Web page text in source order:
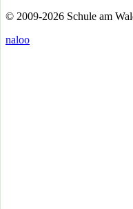
© 2009-2026 Schule am
naloo